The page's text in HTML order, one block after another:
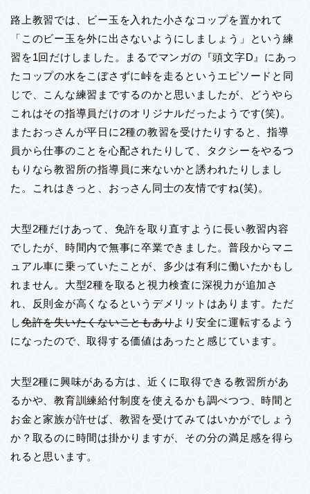
路上教習では、ビー玉を入れた小さなコップを置かれて
「このビー玉を外に出さないようにしましょう」という練
習を1回だけしました。まるでマンガの『頭文字D』にあっ
たコップの水をこぼさずに峠を走るというエピソードと同
じで、こんな練習までするのかと思いましたが、どうやら
これはその指導員だけのオリジナルだったようです(笑)。
またおっさんが平日に2種の教習を受けたりすると、指導
員から仕事のことを心配されたりして、タクシーをやるつ
もりなら教習所の指導員に来ないかと誘われたりしまし
た。これはきっと、おっさん同士の友情ですね(笑)。
大型2種だけあって、免許を取り直すように長い教習内容
でしたが、時間内で無事に卒業できました。普段からマニ
ュアル車に乗っていたことが、多少は有利に働いたかもし
れません。大型2種を取ると視力検査に深視力が追加さ
れ、反則金が高くなるというデメリットはあります。ただ
し免許を失いたくないこともありより安全に運転するよう
になったので、取得する価値はあったと感じています。
大型2種に興味がある方は、近くに取得できる教習所があ
るかや、教育訓練給付制度を使えるかも調べつつ、時間と
お金と家族が許せば、教習を受けてみてはいかがでしょう
か？取るのに時間は掛かりますが、その分の満足感を得ら
れると思います。